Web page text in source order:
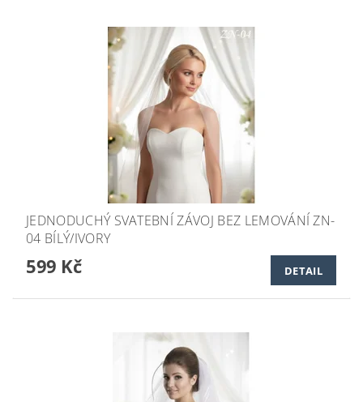
JEDNODUCHÝ SVATEBNÍ ZÁVOJ BEZ LEMOVÁNÍ ZN-
04 BÍLÝ/IVORY
599 Kč DETAIL